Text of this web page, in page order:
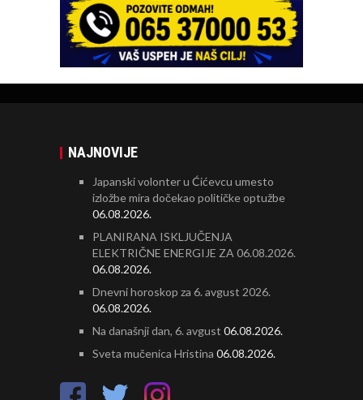
NAJNOVIJE
Japanski volonter u Ćićevcu umesto
izložbe mira dočekao političke optužbe
06.08.2026.
PLANIRANA ISKLJUČENJA
ELEKTRIČNE ENERGIJE ZA 06.08.2026.
06.08.2026.
Dnevni horoskop za 6. avgust 2026.
06.08.2026.
Na današnji dan, 6. avgust 06.08.2026.
Sveta mučenica Hristina 06.08.2026.